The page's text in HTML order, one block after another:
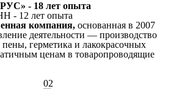
- 18 лет опыта
компания, основанная в 2007
деятельности — производство
герметика и лакокрасочных
ценам в товаропроводящие
02